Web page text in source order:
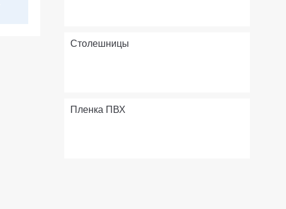
Столешницы
Пленка ПВХ